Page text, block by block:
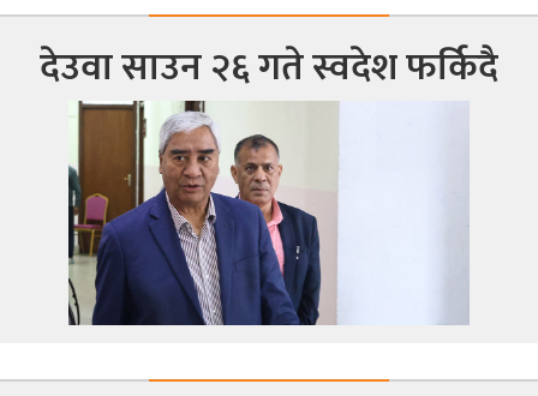
देउवा साउन २६ गते स्वदेश फर्किदै